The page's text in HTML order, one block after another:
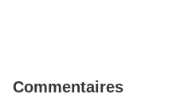
Commentaires